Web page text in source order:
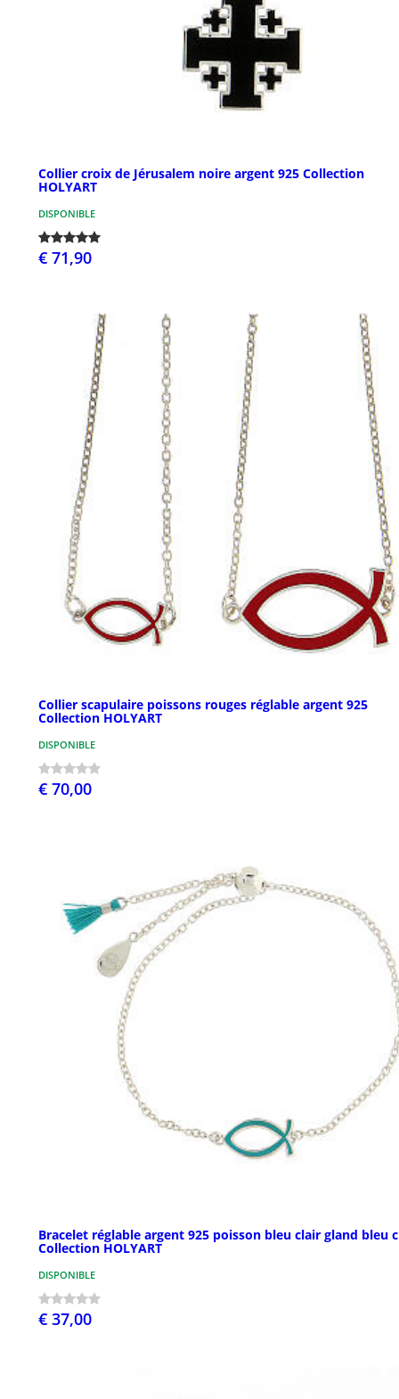
Collier croix de Jérusalem noire argent 925 Collection
HOLYART
DISPONIBLE
€ 71,90
Collier scapulaire poissons rouges réglable argent 925
Collection HOLYART
DISPONIBLE
€ 70,00
Bracelet réglable argent 925 poisson bleu clair gland bleu
Collection HOLYART
DISPONIBLE
€ 37,00